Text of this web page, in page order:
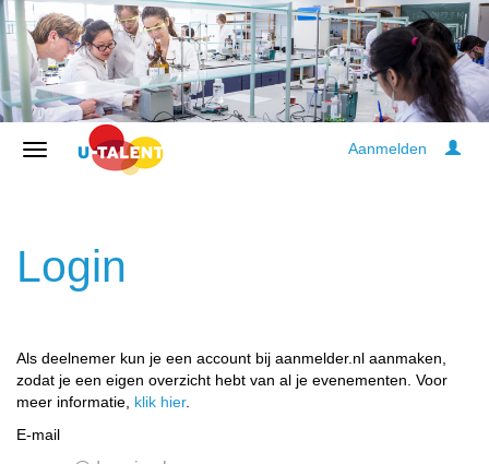
Aanmelden
Login
Als deelnemer kun je een account bij aanmelder.nl aanmaken,
zodat je een eigen overzicht hebt van al je evenementen. Voor
meer informatie, klik hier.
E-mail